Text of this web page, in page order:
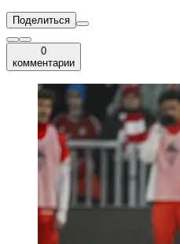
Поделиться
0
комментарии